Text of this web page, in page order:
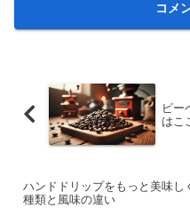
ピー
はこ
ハンドドリップをもっと美味し
種類と風味の違い